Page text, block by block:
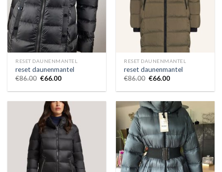
RESET DAUNENMANTEL
reset daunenmantel
€86.00 €66.00
RESET DAUNENMANTEL
reset daunenmantel
€86.00 €66.00